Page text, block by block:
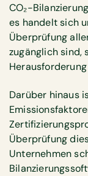
CO₂-
es handelt sich
Überprüfung
zugänglich sind,
Darüber hinaus
Überprüfung
Unternehmen